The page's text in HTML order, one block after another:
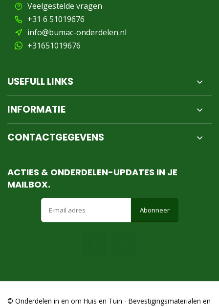
Veelgestelde vragen
+31 6 51019676
info@bumac-onderdelen.nl
+31651019676
USEFULL LINKS
INFORMATIE
CONTACTGEGEVENS
ACTIES & ONDERDELEN-UPDATES IN JE
MAILBOX.
Abonneer
© Onderdelen in en om Huis en Tuin - Bevestigingsmaterialen en